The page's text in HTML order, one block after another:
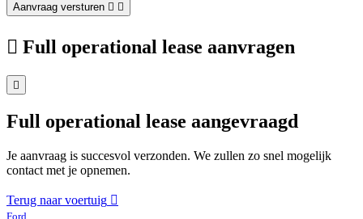
Aanvraag versturen
Full operational lease aanvragen
Full operational lease aangevraagd
Je aanvraag is succesvol verzonden. We zullen zo snel mogelijk
contact met je opnemen.
Terug naar voertuig
Ford